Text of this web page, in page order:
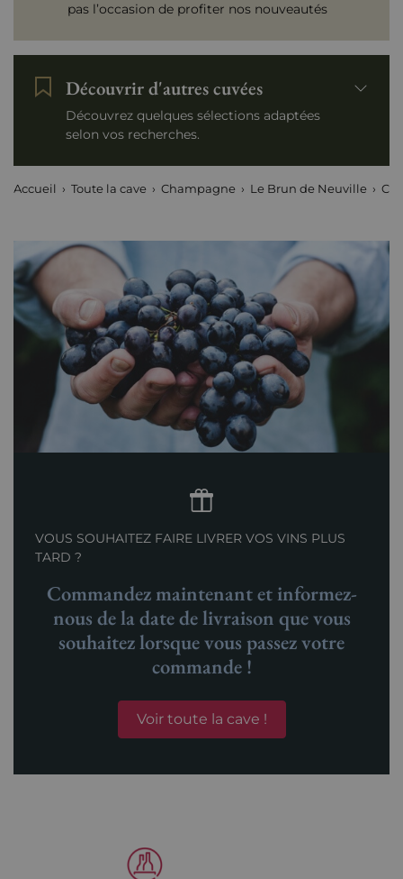
pas l’occasion de profiter nos nouveautés
Découvrir d'autres cuvées
Découvrez quelques sélections adaptées
selon vos recherches.
Accueil Toute la cave Champagne Le Brun de Neuville
VOUS SOUHAITEZ FAIRE LIVRER VOS VINS PLUS
TARD ?
Commandez maintenant et informez-
nous de la date de livraison que vous
souhaitez lorsque vous passez votre
commande !
Voir toute la cave !